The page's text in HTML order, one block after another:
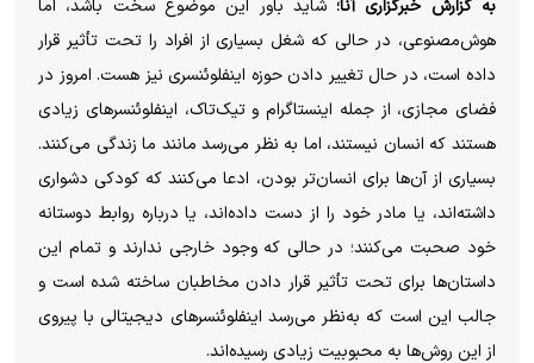
به گزارش خبرگزاری آنا؛شاید باور این موضوع سخت باشد، اما
هوش‌مصنوعی، در حالی که شغل بسیاری از افراد را تحت تأثیر قرار
داده است، در حال تغییر دادن حوزه اینفلوئنسری نیز هست. امروز در
فضای مجازی، از جمله اینستاگرام و تیک‌تاک، اینفلوئنسرهای زیادی
هستند که انسان نیستند، اما به نظر می‌رسد مانند ما زندگی می‌کنند.
بسیاری از آن‌ها برای انسان‌تر بودن، ادعا می‌کنند که کودکی دشواری
داشته‌اند، یا مادر خود را از دست داده‌اند، یا درباره روابط دوستانه
خود صحبت می‌کنند؛ در حالی که وجود خارجی ندارند و تمام این
داستان‌ها برای تحت تأثیر قرار دادن مخاطبان ساخته شده است و
جالب‌ این است که به‌نظر می‌رسد اینفلوئنسرهای دیجیتالی با پیروی
از این روش‌ها به محبوبیت زیادی رسیده‌اند.